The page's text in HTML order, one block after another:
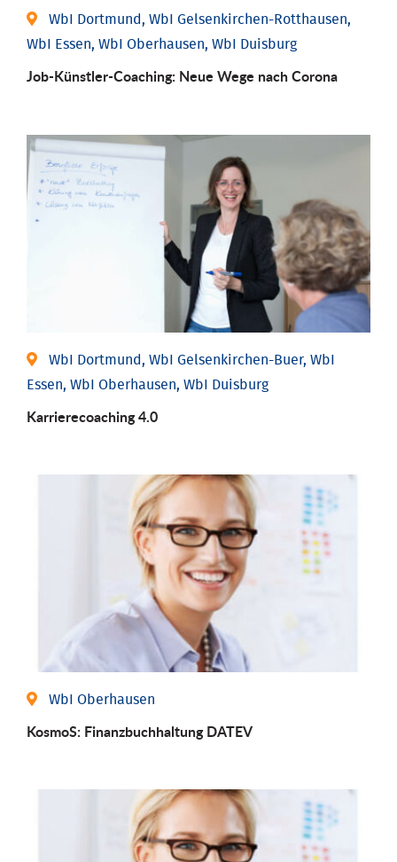
WbI Dortmund, WbI Gelsenkirchen-Rotthausen,
WbI Essen, WbI Oberhausen, WbI Duisburg
Job-Künstler-Coaching: Neue Wege nach Corona
WbI Dortmund, WbI Gelsenkirchen-Buer, WbI
Essen, WbI Oberhausen, WbI Duisburg
Karriere­coaching 4.0
WbI Oberhausen
KosmoS: Finanzbuchhaltung DATEV